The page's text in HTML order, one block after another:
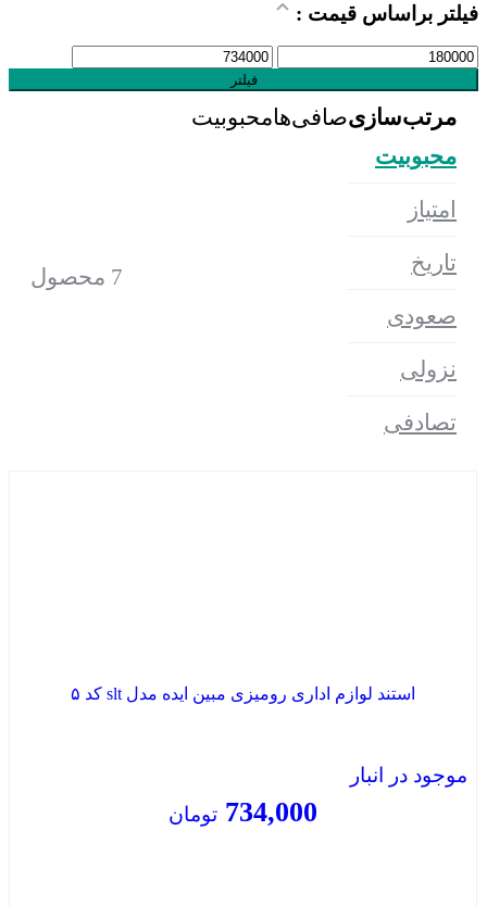
فیلتر براساس قیمت :
فیلتر
7 محصول
مرتب‌سازی
محبوبیت
امتیاز
تاریخ
صعودی
نزولی
تصادفی
صافی‌هامحبوبیت
استند لوازم اداری رومیزی مبین ایده مدل slt کد ۵
موجود در انبار
734,000 تومان